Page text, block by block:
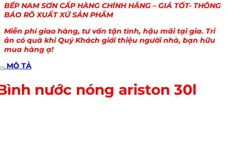
BẾP NAM SƠN CẤP HÀNG CHÍNH HÃNG – GIÁ TỐT- THÔNG
BÁO RÕ XUẤT XỨ SẢN PHẨM
Miễn phí giao hàng, tư vấn tận tình, hậu mãi tại gia. Tri
ân có quà khi Quý Khách giới thiệu người nhà, bạn hữu
mua hàng ạ!
MÔ TẢ
nước nóng ariston 30l